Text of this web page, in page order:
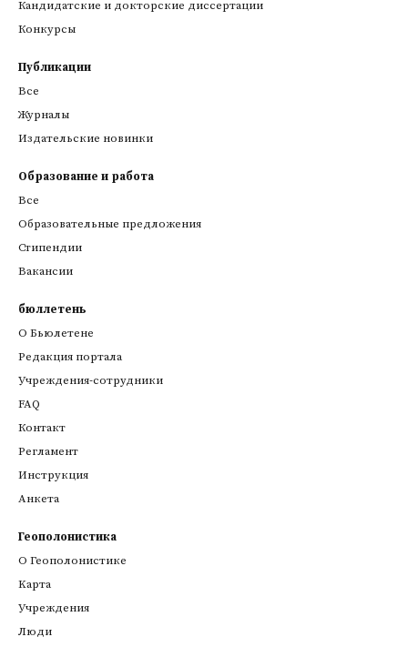
Кандидатские и докторские диссертации
Конкурсы
Публикации
Все
Журналы
Издательские новинки
Образование и работа
Все
Образовательные предложения
Стипендии
Вакансии
бюллетень
О Бьюлетене
Редакция портала
Учреждения-сотрудники
FAQ
Контакт
Регламент
Инструкция
Анкета
Геополонистика
О Геополонистике
Kарта
Учреждения
Люди